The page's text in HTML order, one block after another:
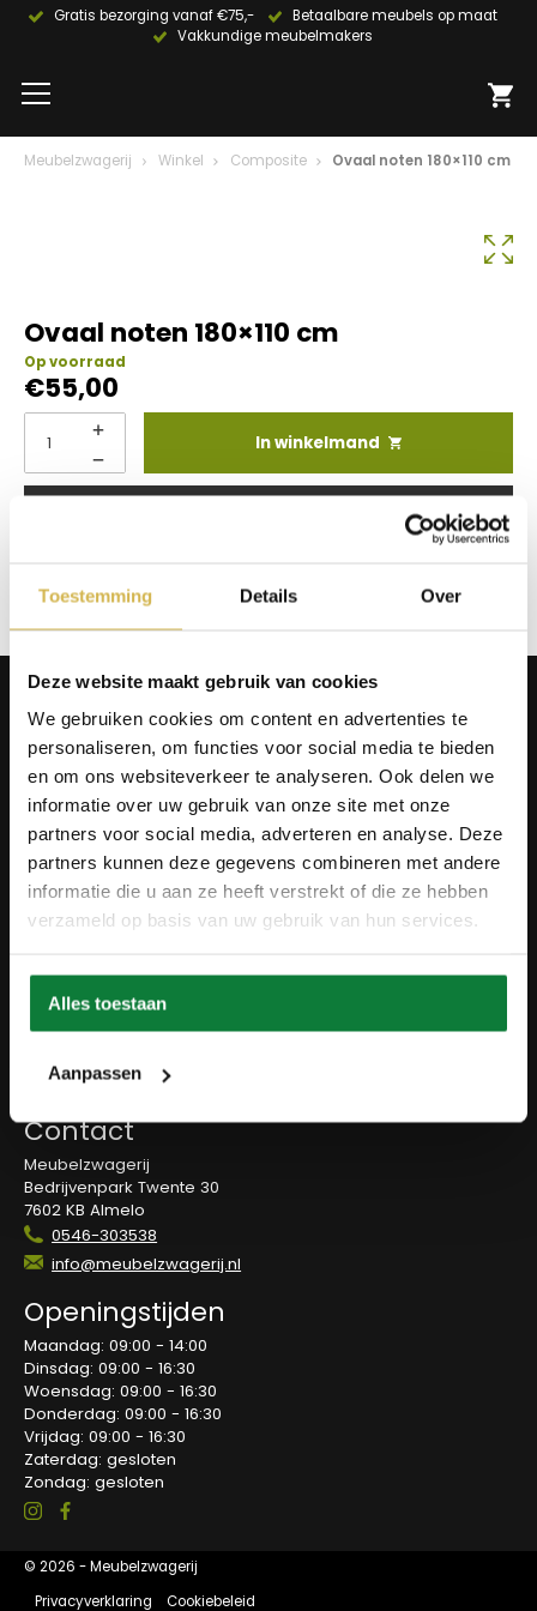
Toestemming Details Over
Deze website maakt gebruik van cookies
We gebruiken cookies om content en advertenties te
personaliseren, om functies voor social media te bieden
en om ons websiteverkeer te analyseren. Ook delen we
informatie over uw gebruik van onze site met onze
partners voor social media, adverteren en analyse. Deze
partners kunnen deze gegevens combineren met andere
informatie die u aan ze heeft verstrekt of die ze hebben
verzameld op basis van uw gebruik van hun services.
Alles toestaan
Aanpassen
Gratis bezorging vanaf €75,-
Betaalbare meubels op maat
Vakkundige meubelmakers
Meubelzwagerij Winkel Composite Ovaal noten 180×110 cm
Ovaal noten 180×110 cm
Op voorraad
€55,00
In winkelmand
Info aanvragen / wensen doorgeven
Producten
Tafels
Wanddecoratie
Tv-meubels
Accessoires
Onderstellen
Olie en onderhoud
Over ons
Wie zijn wij?
Ons materiaal
Duurzaamheid
Betaalmethodes
Retourbeleid
Overeenkomst herroepen
Blog
Contact
Meubelzwagerij
Bedrijvenpark Twente 30
7602 KB Almelo
0546-303538
info@meubelzwagerij.nl
Openingstijden
Maandag: 09:00 - 14:00
Dinsdag: 09:00 - 16:30
Woensdag: 09:00 - 16:30
Donderdag: 09:00 - 16:30
Vrijdag: 09:00 - 16:30
Zaterdag: gesloten
Zondag: gesloten
© 2026 - Meubelzwagerij
Privacyverklaring
Cookiebeleid